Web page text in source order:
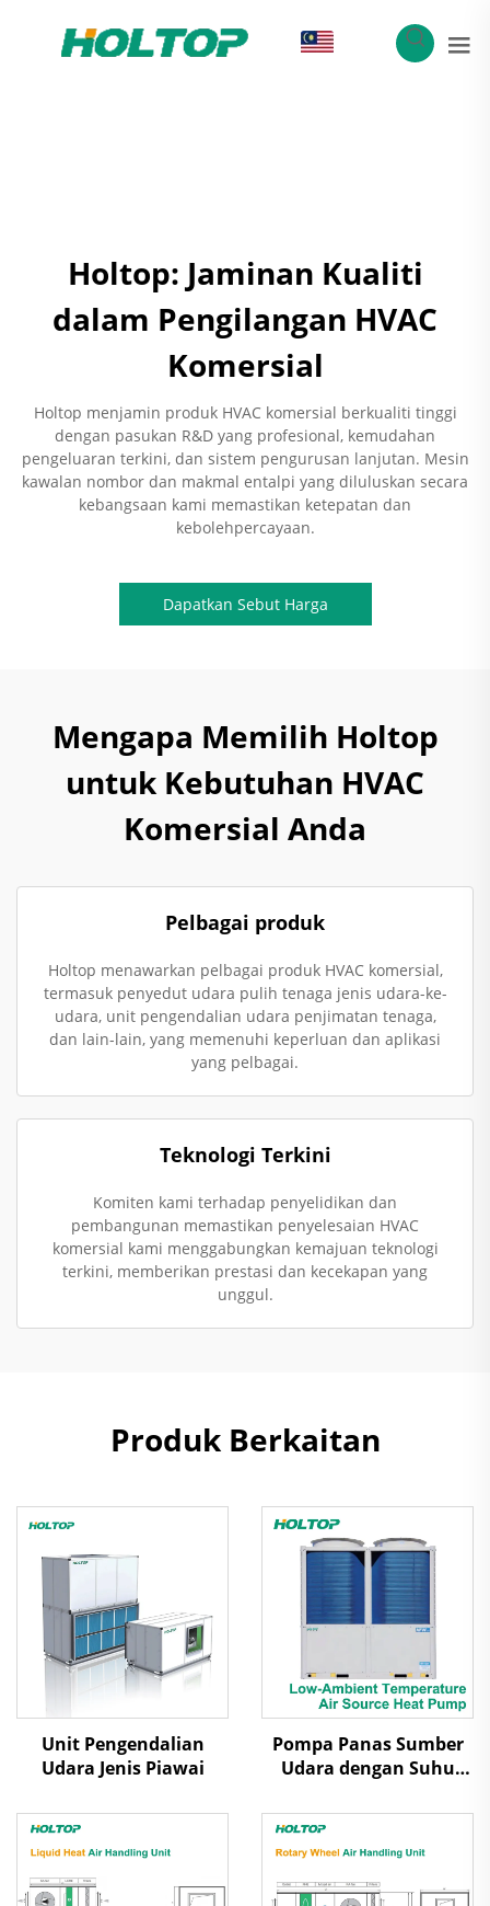
Holtop: Jaminan Kualiti
dalam Pengilangan HVAC
Komersial
Holtop menjamin produk HVAC komersial berkualiti tinggi
dengan pasukan R&D yang profesional, kemudahan
pengeluaran terkini, dan sistem pengurusan lanjutan. Mesin
kawalan nombor dan makmal entalpi yang diluluskan secara
kebangsaan kami memastikan ketepatan dan
kebolehpercayaan.
Dapatkan Sebut Harga
Mengapa Memilih Holtop
untuk Kebutuhan HVAC
Komersial Anda
Pelbagai produk
Holtop menawarkan pelbagai produk HVAC komersial,
termasuk penyedut udara pulih tenaga jenis udara-ke-
udara, unit pengendalian udara penjimatan tenaga,
dan lain-lain, yang memenuhi keperluan dan aplikasi
yang pelbagai.
Teknologi Terkini
Komiten kami terhadap penyelidikan dan
pembangunan memastikan penyelesaian HVAC
komersial kami menggabungkan kemajuan teknologi
terkini, memberikan prestasi dan kecekapan yang
unggul.
Produk Berkaitan
Unit Pengendalian
Udara Jenis Piawai
Pompa Panas Sumber
Udara dengan Suhu
Dilepas Uap Scroll